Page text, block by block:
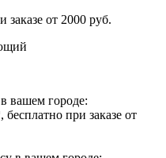
заказе от 2000 руб.
вашем городе:
при заказе от